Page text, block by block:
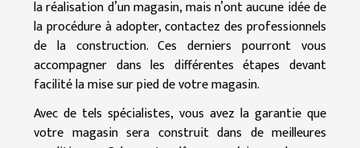
la réalisation d’un magasin, mais n’ont aucune idée de
la procédure à adopter, contactez des professionnels
de la construction. Ces derniers pourront vous
accompagner dans les différentes étapes devant
facilité la mise sur pied de votre magasin.
Avec de tels spécialistes, vous avez la garantie que
votre magasin sera construit dans de meilleures